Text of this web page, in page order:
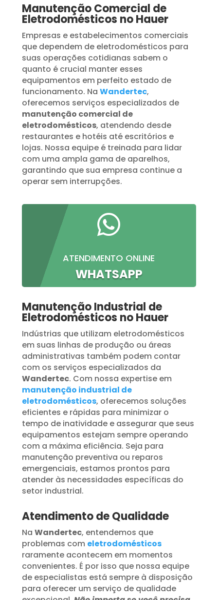
Manutenção Comercial de
Eletrodomésticos no Hauer
Empresas e estabelecimentos comerciais
que dependem de eletrodomésticos para
suas operações cotidianas sabem o
quanto é crucial manter esses
equipamentos em perfeito estado de
funcionamento. Na Wandertec,
oferecemos serviços especializados de
manutenção comercial de
eletrodomésticos, atendendo desde
restaurantes e hotéis até escritórios e
lojas. Nossa equipe é treinada para lidar
com uma ampla gama de aparelhos,
garantindo que sua empresa continue a
operar sem interrupções.

ATENDIMENTO ONLINE
WHATSAPP
Manutenção Industrial de
Eletrodomésticos no Hauer
Indústrias que utilizam eletrodomésticos
em suas linhas de produção ou áreas
administrativas também podem contar
com os serviços especializados da
Wandertec. Com nossa expertise em
manutenção industrial de
eletrodomésticos, oferecemos soluções
eficientes e rápidas para minimizar o
tempo de inatividade e assegurar que seus
equipamentos estejam sempre operando
com a máxima eficiência. Seja para
manutenção preventiva ou reparos
emergenciais, estamos prontos para
atender às necessidades específicas do
setor industrial.
Atendimento de Qualidade
Na Wandertec, entendemos que
problemas com eletrodomésticos
raramente acontecem em momentos
convenientes. É por isso que nossa equipe
de especialistas está sempre à disposição
para oferecer um serviço de qualidade